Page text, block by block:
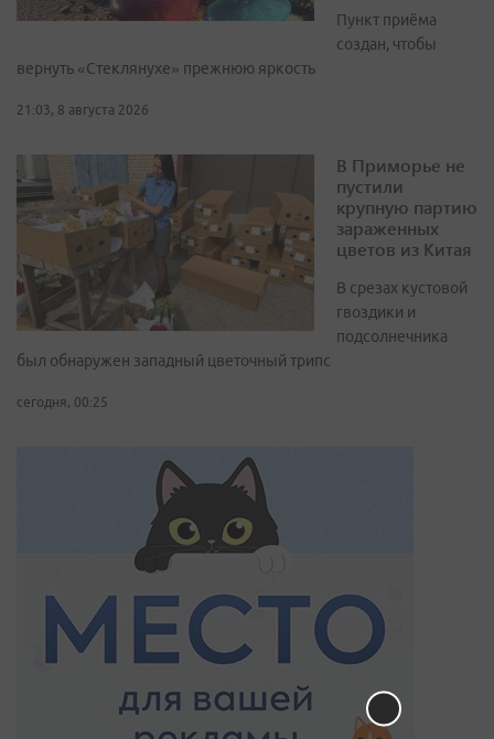
Пункт приёма
создан, чтобы
вернуть «Стеклянухе» прежнюю яркость
21:03, 8 августа 2026
В Приморье не
пустили
крупную партию
зараженных
цветов из Китая
В срезах кустовой
гвоздики и
подсолнечника
был обнаружен западный цветочный трипс
сегодня, 00:25